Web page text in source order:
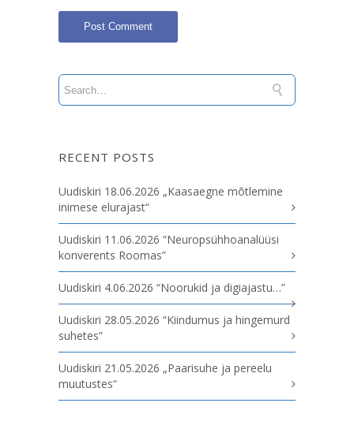
RECENT POSTS
Uudiskiri 18.06.2026 „Kaasaegne mõtlemine
inimese elurajast“
Uudiskiri 11.06.2026 “Neuropsühhoanalüüsi
konverents Roomas”
Uudiskiri 4.06.2026 “Noorukid ja digiajastu…”
Uudiskiri 28.05.2026 “Kiindumus ja hingemurd
suhetes”
Uudiskiri 21.05.2026 „Paarisuhe ja pereelu
muutustes“